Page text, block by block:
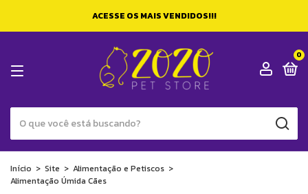
ACESSE OS MAIS VENDIDOS!!!
0
Início > Site > Alimentação e Petiscos >
Alimentação Úmida Cães